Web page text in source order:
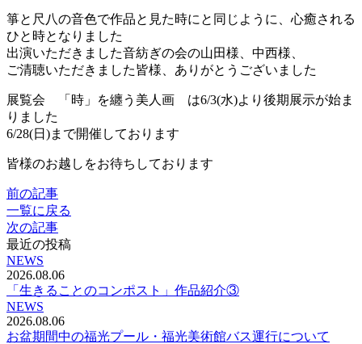
箏と尺八の音色で作品と見た時にと同じように、心癒される
ひと時となりました
出演いただきました音紡ぎの会の山田様、中西様、
ご清聴いただきました皆様、ありがとうございました
展覧会 「時」を纏う美人画 は6/3(水)より後期展示が始ま
りました
6/28(日)まで開催しております
皆様のお越しをお待ちしております
前の記事
一覧に戻る
次の記事
最近の投稿
NEWS
2026.08.06
「生きることのコンポスト」作品紹介③
NEWS
2026.08.06
お盆期間中の福光プール・福光美術館バス運行について